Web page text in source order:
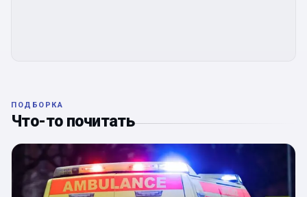
ПОДБОРКА
Что-то почитать